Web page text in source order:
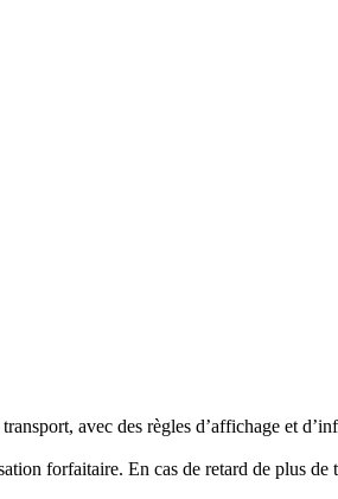
avec des règles d’affichage et
forfaitaire. En cas de retard de plus de